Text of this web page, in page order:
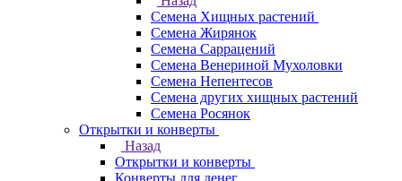
Семена Хищных растений
Семена Жирянок
Семена Саррацений
Семена Венериной Мухоловки
Семена Непентесов
Семена других хищных растений
Семена Росянок
Открытки и конверты
Назад
Открытки и конверты
Конверты для денег